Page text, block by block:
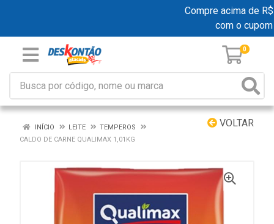
Compre acima de
com o cupom
0
VOLTAR
INÍCIO LEITE
TEMPEROS
CALDO DE CARNE QUALIMAX 1,01KG